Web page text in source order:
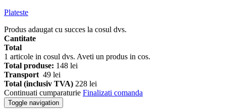
Plateste
Produs adaugat cu succes la cosul dvs.
Cantitate
Total
1 articole in cosul dvs. Aveti un produs in cos.
Total produse: 148 lei
Transport 49 lei
Total (inclusiv TVA) 228 lei
Continuati cumparaturie Finalizati comanda
Toggle navigation